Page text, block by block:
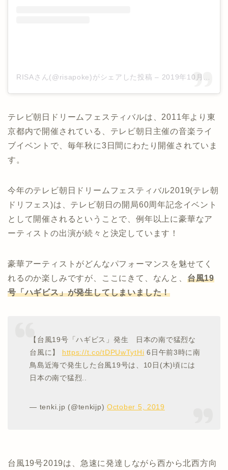
RISAさん(@risapoke)がシェアした投稿 – 2019年10月月5日午前3時05分PDT
テレビ朝日ドリームフェスティバルは、2011年より東
京都内で開催されている、テレビ朝日主催の音楽ライ
ブイベントで、毎年秋に3日間にわたり開催されていま
す。
今年のテレビ朝日ドリームフェスティバル2019(テレ朝
ドリフェス)は、テレビ朝日の開局60周年記念イベント
として開催されるということで、例年以上に豪華なア
ーティストの出演が続々と決定しています！
豪華アーティストがどんなパフォーマンスを魅せてく
れるのか楽しみですが、ここにきて、なんと、 台風19
号「ハギビス」が発生してしまいました！
【台風19号「ハギビス」発生 日本の南で猛烈な
台風に】 https://t.co/tDPUwTytHi 6日午前3時に南
鳥島近海で発生した台風19号は、10日(木)頃には
日本の南で猛烈..
— tenki.jp (@tenkijp)October 5, 2019
台風19号2019は、急速に発達しながら西から北西方向